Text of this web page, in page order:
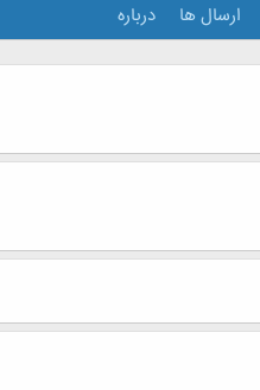
ارسال ها درباره